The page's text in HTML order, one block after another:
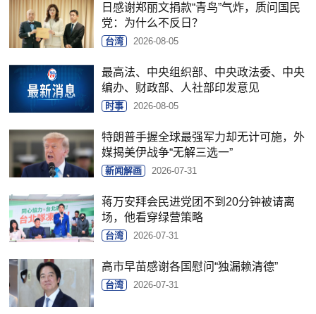
日感谢郑丽文捐款“青鸟”气炸，质问国民
党：为什么不反日？
台湾 2026-08-05
最高法、中央组织部、中央政法委、中央
编办、财政部、人社部印发意见
时事 2026-08-05
特朗普手握全球最强军力却无计可施，外
媒揭美伊战争“无解三选一”
新闻解画 2026-07-31
蒋万安拜会民进党团不到20分钟被请离
场，他看穿绿营策略
台湾 2026-07-31
高市早苗感谢各国慰问“独漏赖清德”
台湾 2026-07-31